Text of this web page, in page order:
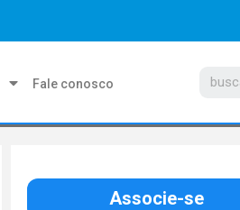
Fale conosco
Associe-se